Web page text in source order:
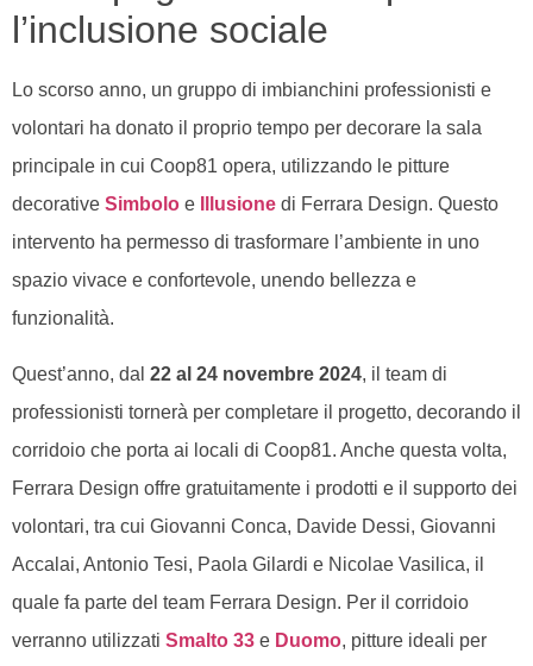
l’inclusione sociale
Lo scorso anno, un gruppo di imbianchini professionisti e
volontari ha donato il proprio tempo per decorare la sala
principale in cui Coop81 opera, utilizzando le pitture
decorative Simbolo e Illusione di Ferrara Design. Questo
intervento ha permesso di trasformare l’ambiente in uno
spazio vivace e confortevole, unendo bellezza e
funzionalità.
Quest’anno, dal 22 al 24 novembre 2024, il team di
professionisti tornerà per completare il progetto, decorando il
corridoio che porta ai locali di Coop81. Anche questa volta,
Ferrara Design offre gratuitamente i prodotti e il supporto dei
volontari, tra cui Giovanni Conca, Davide Dessi, Giovanni
Accalai, Antonio Tesi, Paola Gilardi e Nicolae Vasilica, il
quale fa parte del team Ferrara Design. Per il corridoio
verranno utilizzati Smalto 33 e Duomo, pitture ideali per